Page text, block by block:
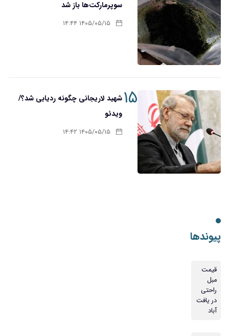
سوپرمارکت‌ها باز شد
۱۴۰۵/۰۵/۱۵ ۱۴:۴۴
۱۵شهید لاریجانی چگونه ردیابی شد؟/
ویدئو
۱۴۰۵/۰۵/۱۵ ۱۴:۴۲
پیوندها
قیمت
مبل
راحتی
در یافت
آباد